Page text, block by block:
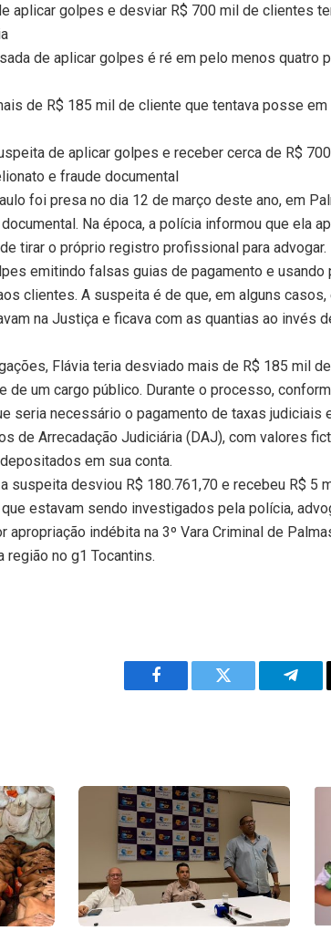
aplicar golpes e desviar R$ 700 mil de clientes
de aplicar golpes é ré em pelo menos quatro
de R$ 185 mil de cliente que tentava posse
de aplicar golpes e receber cerca de R$
e fraude documental
foi presa no dia 12 de março deste ano, em
Na época, a polícia informou que ela
tirar o próprio registro profissional para advogar.
emitindo falsas guias de pagamento e usando
clientes. A suspeita é de que, em alguns
na Justiça e ficava com as quantias ao invés
Flávia teria desviado mais de R$ 185 mil
de um cargo público. Durante o processo,
seria necessário o pagamento de taxas judiciais
de Arrecadação Judiciária (DAJ), com valores
em sua conta.
suspeita desviou R$ 180.761,70 e recebeu R$ 5
estavam sendo investigados pela polícia,
apropriação indébita na 3º Vara Criminal de
região no g1 Tocantins.
Facebook Twitter